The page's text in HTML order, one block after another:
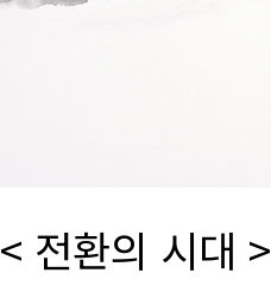
< 전환의 시대 >